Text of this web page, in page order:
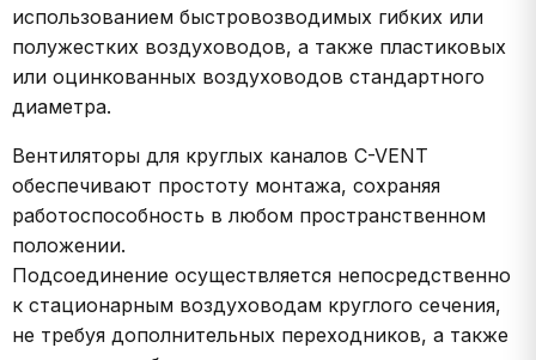
использованием быстровозводимых гибких или
полужестких воздуховодов, а также пластиковых
или оцинкованных воздуховодов стандартного
диаметра.
Вентиляторы для круглых каналов C-VENT
обеспечивают простоту монтажа, сохраняя
работоспособность в любом пространственном
положении.
Подсоединение осуществляется непосредственно
к стационарным воздуховодам круглого сечения,
не требуя дополнительных переходников, а также